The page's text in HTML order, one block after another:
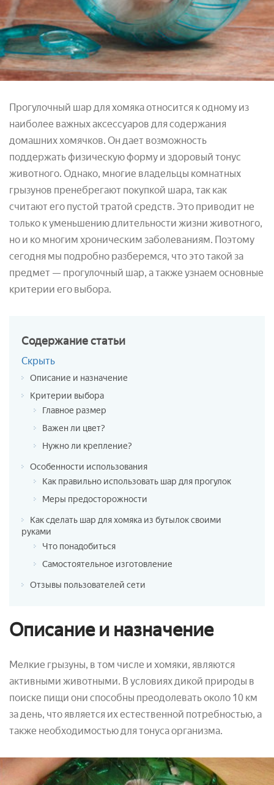
Прогулочный шар для хомяка относится к одному из
наиболее важных аксессуаров для содержания
домашних хомячков. Он дает возможность
поддержать физическую форму и здоровый тонус
животного. Однако, многие владельцы комнатных
грызунов пренебрегают покупкой шара, так как
считают его пустой тратой средств. Это приводит не
только к уменьшению длительности жизни животного,
но и ко многим хроническим заболеваниям. Поэтому
сегодня мы подробно разберемся, что это такой за
предмет — прогулочный шар, а также узнаем основные
критерии его выбора.
Содержаниестатьи
Скрыть
Описание и назначение
Критерии выбора
Главное размер
Важен ли цвет?
Нужно ли крепление?
Особенности использования
Как правильно использовать шар для прогулок
Меры предосторожности
Как сделать шар для хомяка из бутылок своими
руками
Что понадобиться
Самостоятельное изготовление
Отзывы пользователей сети
Описание и назначение
Мелкие грызуны, в том числе и хомяки, являются
активными животными. В условиях дикой природы в
поиске пищи они способны преодолевать около 10 км
за день, что является их естественной потребностью, а
также необходимостью для тонуса организма.